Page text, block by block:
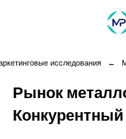
Компания
исследования ←
Рынок